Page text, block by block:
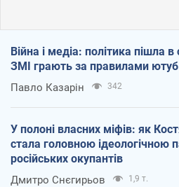
Війна і медіа: політика пішла
ЗМІ грають за правилами ютуб
Павло Казарін 342
У полоні власних міфів: як
стала головною ідеологічною
російських окупантів
Дмитро Снєгирьов 1,9 т.